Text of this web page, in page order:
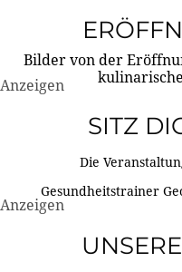
Bilder von der
Anzeigen
SITZ
Die
Gesundheitstrainer
Anzeigen